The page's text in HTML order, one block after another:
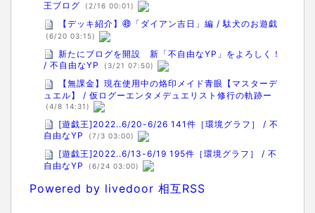
王ブログ
(2/16 00:01)
【デッキ紹介】㊾「ダイアン吉日」編 / 駄犬のお遊戯
(6/20 03:15)
新たにブログを開設 新「不自由なYP」をよろしく！
/ 不自由なYP
(3/21 07:50)
【無課金】現在使用中の烙印メイド青眼【マスターデ
ュエル】 / 仮ログーエンタメデュエリスト修行の軌跡ー
(4/8 14:31)
[遊戯王]2022..6/20-6/26 141件［環境グラフ］ / 不
自由なYP
(7/3 03:00)
[遊戯王]2022..6/13-6/19 195件［環境グラフ］ / 不
自由なYP
(6/24 03:00)
Powered by livedoor 相互RSS